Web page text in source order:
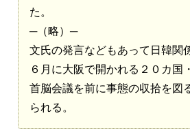
た。
─（略）─
文氏の発言などもあって日韓関
６月に大阪で開かれる２０カ国
首脳会議を前に事態の収拾を図
られる。